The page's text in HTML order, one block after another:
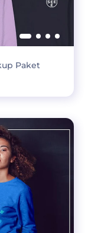
Paket